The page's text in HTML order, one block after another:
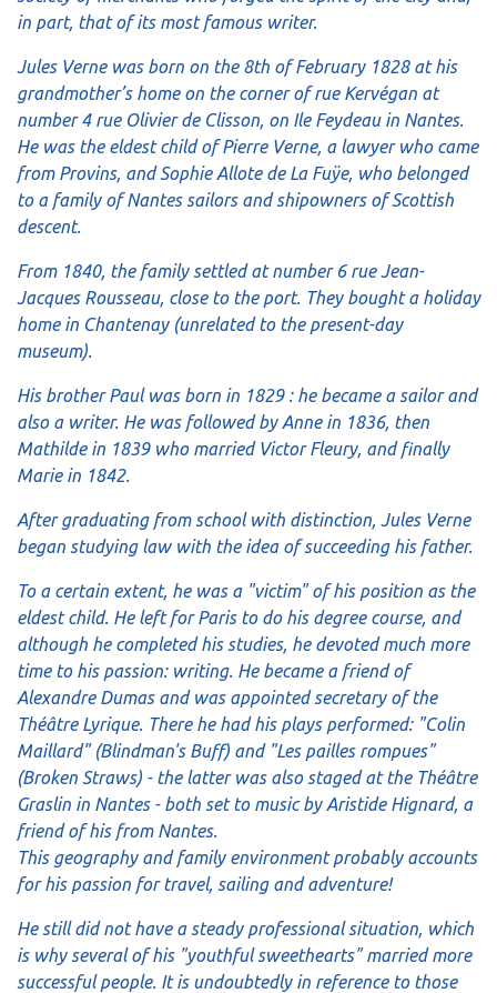
in part, that of its most famous writer.
Jules Verne was born on the 8th of February 1828 at his
grandmother’s home on the corner of rue Kervégan at
number 4 rue Olivier de Clisson, on Ile Feydeau in Nantes.
He was the eldest child of Pierre Verne, a lawyer who came
from Provins, and Sophie Allote de La Fuÿe, who belonged
to a family of Nantes sailors and shipowners of Scottish
descent.
From 1840, the family settled at number 6 rue Jean-
Jacques Rousseau, close to the port. They bought a holiday
home in Chantenay (unrelated to the present-day
museum).
His brother Paul was born in 1829 : he became a sailor and
also a writer. He was followed by Anne in 1836, then
Mathilde in 1839 who married Victor Fleury, and finally
Marie in 1842.
After graduating from school with distinction, Jules Verne
began studying law with the idea of succeeding his father.
To a certain extent, he was a "victim" of his position as the
eldest child. He left for Paris to do his degree course, and
although he completed his studies, he devoted much more
time to his passion: writing. He became a friend of
Alexandre Dumas and was appointed secretary of the
Théâtre Lyrique. There he had his plays performed: "Colin
Maillard" (Blindman's Buff) and "Les pailles rompues"
(Broken Straws) - the latter was also staged at the Théâtre
Graslin in Nantes - both set to music by Aristide Hignard, a
friend of his from Nantes.
This geography and family environment probably accounts
for his passion for travel, sailing and adventure!
He still did not have a steady professional situation, which
is why several of his "youthful sweethearts" married more
successful people. It is undoubtedly in reference to those